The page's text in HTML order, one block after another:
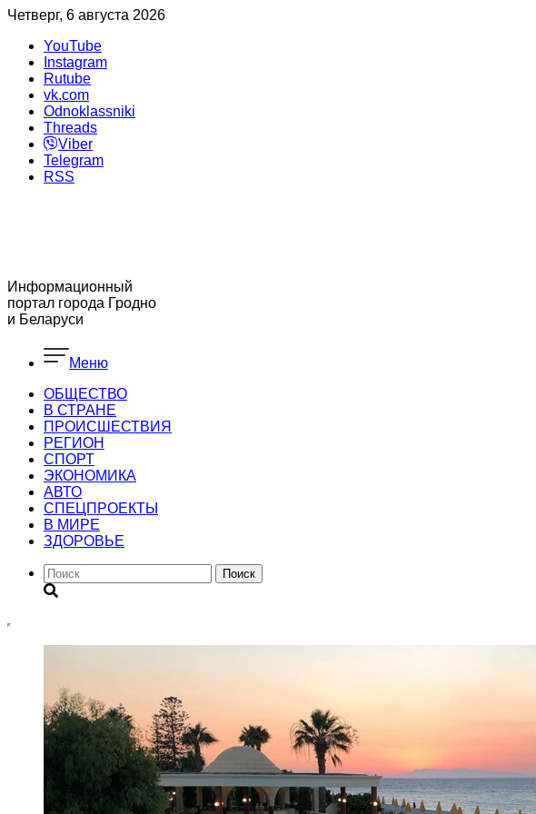
Четверг, 6 августа 2026
YouTube
Instagram
Rutube
vk.com
Odnoklassniki
Threads
Viber
Telegram
RSS
Информационный
портал города Гродно
и Беларуси
Меню
ОБЩЕСТВО
В СТРАНЕ
ПРОИСШЕСТВИЯ
РЕГИОН
CПОРТ
ЭКОНОМИКА
АВТО
СПЕЦПРОЕКТЫ
В МИРЕ
ЗДОРОВЬЕ
Поиск